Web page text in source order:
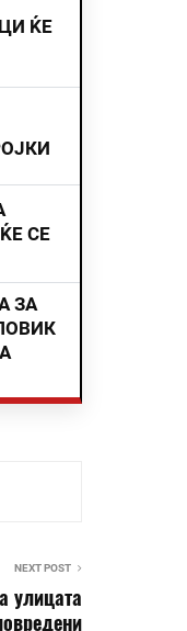
ЌЕ
СЕ
ЗА
NEXT POST
улицата